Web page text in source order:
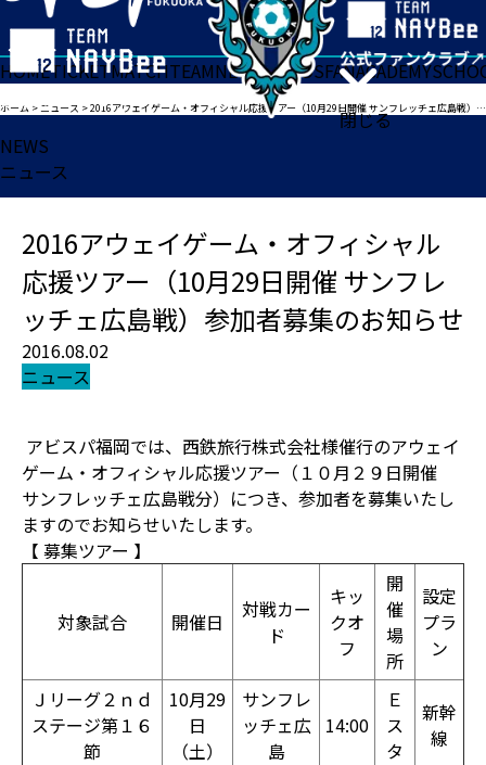
閉じる
HOMETICKETMATCHTEAMNEWSGOODSFANACADEMY
ホーム >ニュース >2016アウェイゲーム・オフィシャル応援ツアー（10月29日開催 サンフレッチェ広島戦）参加者募集のお知らせ
NEWS
ニュース
2016アウェイゲーム・オフィシャル
応援ツアー（10月29日開催 サンフレ
ッチェ広島戦）参加者募集のお知らせ
2016.08.02
ニュース
アビスパ福岡では、西鉄旅行株式会社様催行のアウェイ
ゲーム・オフィシャル応援ツアー（１０月２９日開催
サンフレッチェ広島戦分）につき、参加者を募集いたし
ますのでお知らせいたします。
【 募集ツアー 】
対象試合 開催日
対戦カー
ド
キッ
クオ
フ
開
催
場
所
設定
プラ
ン
Ｊリーグ２ｎｄ
ステージ第１６
節
10月29
日
（土）
サンフレ
ッチェ広
島
14:00
Ｅ
ス
タ
新幹
線